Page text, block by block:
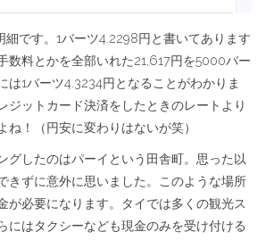
細です。1バーツ4.2298円と書いてあります
数料とかを全部いれた21,617円を5000バー
は1バーツ4.3234円となることがわかりま
ジットカード決済をしたときのレートより
ね！（円安に変わりはないが笑）
グしたのはパーイという田舎町。思った以
きずに意外に思いました。このような場所
が必要になります。タイでは多くの観光ス
にはタクシーなども現金のみを受け付ける